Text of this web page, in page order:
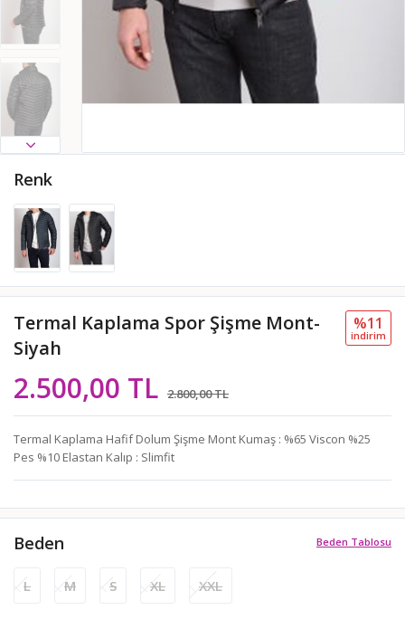
Termal Kaplama Spor Şişme Mont-
Siyah
2.500,00 TL 2.800,00 TL
%11
i̇ndi̇ri̇m
Termal Kaplama Hafif Dolum Şişme Mont Kumaş : %65 Viscon %25
Pes %10 Elastan Kalıp : Slimfit
Renk
Beden Tablosu
Beden
L M S XL XXL